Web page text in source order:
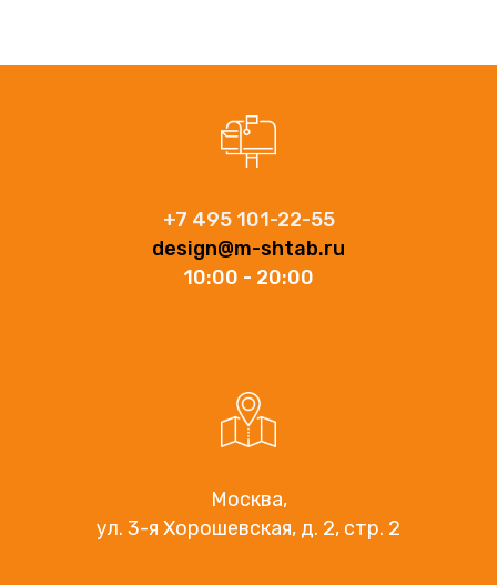
+7 495 101-22-55
design@m-shtab.ru
10:00 - 20:00
Москва,
ул. 3-я Хорошевская, д. 2, стр. 2